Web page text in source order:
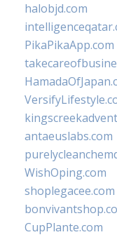
halobjd.com
PikaPikaApp.com
antaeuslabs.com
WishOping.com
shoplegacee.com
CupPlante.com